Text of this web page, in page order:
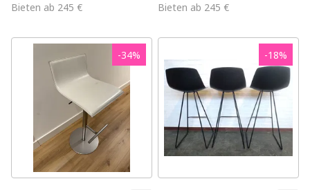
Bieten ab 245 €
Bieten ab 245 €
-34% -18%